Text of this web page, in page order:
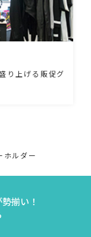
り上げる販促グ
ホルダー
揃い！